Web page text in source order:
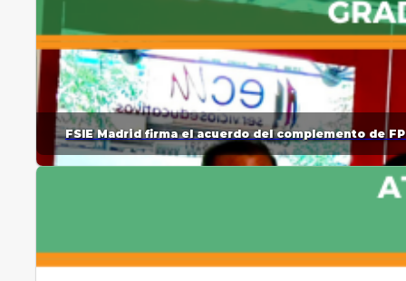
FSIE Madrid firma el acuerdo del complemento de